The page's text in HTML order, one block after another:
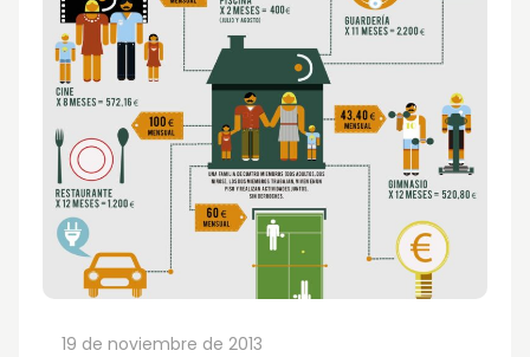
19 de noviembre de 2013